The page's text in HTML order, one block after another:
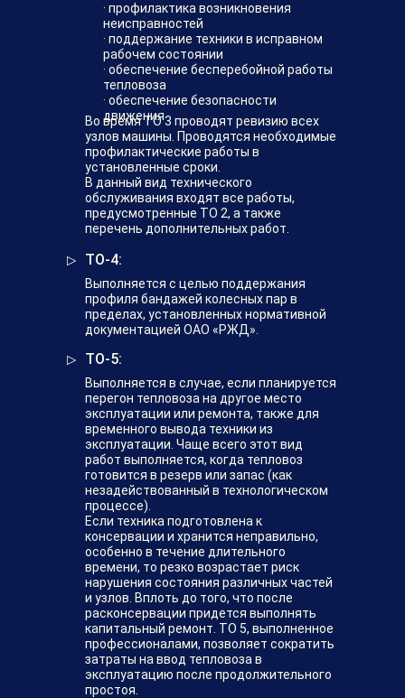
· профилактика возникновения
неисправностей
· поддержание техники в исправном
рабочем состоянии
· обеспечение бесперебойной работы
тепловоза
· обеспечение безопасности
движения
Во время ТО 3 проводят ревизию всех
узлов машины. Проводятся необходимые
профилактические работы в
установленные сроки.
В данный вид технического
обслуживания входят все работы,
предусмотренные ТО 2, а также
перечень дополнительных работ.
ТО-4:
Выполняется с целью поддержания
профиля бандажей колесных пар в
пределах, установленных нормативной
документацией ОАО «РЖД».
ТО-5:
Выполняется в случае, если планируется
перегон тепловоза на другое место
эксплуатации или ремонта, также для
временного вывода техники из
эксплуатации. Чаще всего этот вид
работ выполняется, когда тепловоз
готовится в резерв или запас (как
незадействованный в технологическом
процессе).
Если техника подготовлена к
консервации и хранится неправильно,
особенно в течение длительного
времени, то резко возрастает риск
нарушения состояния различных частей
и узлов. Вплоть до того, что после
расконсервации придется выполнять
капитальный ремонт. ТО 5, выполненное
профессионалами, позволяет сократить
затраты на ввод тепловоза в
эксплуатацию после продолжительного
простоя.